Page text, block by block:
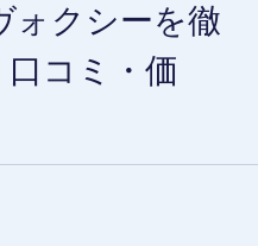
ォクシーを徹
口コミ・価